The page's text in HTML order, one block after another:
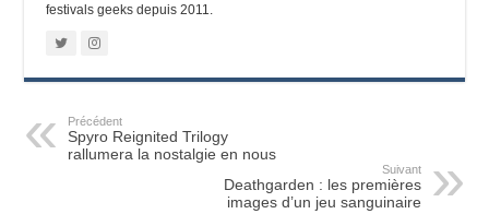
festivals geeks depuis 2011.
Précédent
Spyro Reignited Trilogy
rallumera la nostalgie en nous
Suivant
Deathgarden : les premières
images d’un jeu sanguinaire